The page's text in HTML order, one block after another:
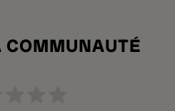
COMMUNAUTÉ